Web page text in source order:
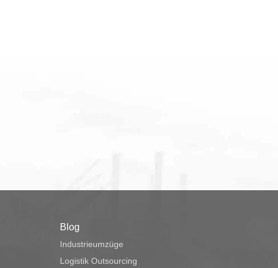
Blog
Industrieumzüge
Logistik Outsourcing